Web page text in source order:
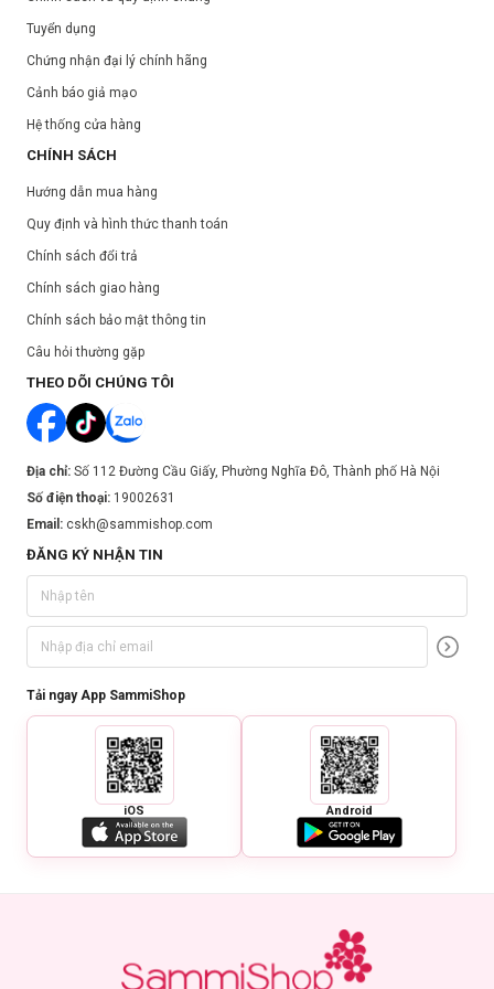
Hạn sử dụng:
Ngày sản xuất:Xem trên bao bì sản phẩm.
Tuyển dụng
Chứng nhận đại lý chính hãng
Cảnh báo giả mạo
Hệ thống cửa hàng
CHÍNH SÁCH
Hướng dẫn mua hàng
Quy định và hình thức thanh toán
Chính sách đổi trả
Chính sách giao hàng
Chính sách bảo mật thông tin
Câu hỏi thường gặp
THEO DÕI CHÚNG TÔI
Địa chỉ: Số 112 Đường Cầu Giấy, Phường Nghĩa Đô, Thành phố Hà Nội
Số điện thoại: 19002631
Email: cskh@sammishop.com
ĐĂNG KÝ NHẬN TIN
Tải ngay App SammiShop
iOS Android